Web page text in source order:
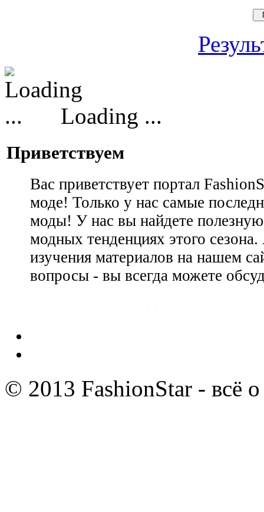
Loading ...
Приветствуем
Вас приветствует портал
моде! Только у нас самые
моды! У нас вы найдете
модных тенденциях этого
изучения материалов на нашем
вопросы - вы всегда можете
© 2013 FashionStar - всё